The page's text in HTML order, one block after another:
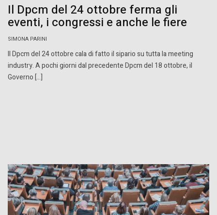
Il Dpcm del 24 ottobre ferma gli
eventi, i congressi e anche le fiere
SIMONA PARINI
Il Dpcm del 24 ottobre cala di fatto il sipario su tutta la meeting
industry. A pochi giorni dal precedente Dpcm del 18 ottobre, il
Governo […]